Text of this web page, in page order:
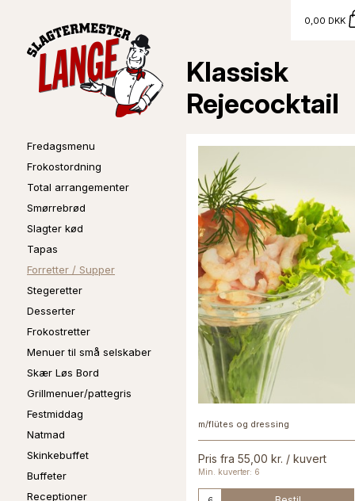
Fredagsmenu
Frokostordning
Total arrangementer
Smørrebrød
Slagter kød
Tapas
Forretter / Supper
Stegeretter
Desserter
Frokostretter
Menuer til små selskaber
Skær Løs Bord
Grillmenuer/pattegris
Festmiddag
Natmad
Skinkebuffet
Buffeter
Receptioner
0,00 DKK
Klassisk
Rejecocktail
m/flütes og dressing
Pris fra 55,00 kr. / kuvert
Min. kuverter: 6